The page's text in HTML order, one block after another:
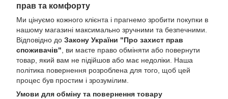
прав та комфорту
Ми цінуємо кожного клієнта і прагнемо зробити покупки в
нашому магазині максимально зручними та безпечними.
Відповідно до Закону України "Про захист прав
споживачів", ви маєте право обміняти або повернути
товар, який вам не підійшов або має недоліки. Наша
політика повернення розроблена для того, щоб цей
процес був простим і зрозумілим.
Умови для обміну та повернення товару